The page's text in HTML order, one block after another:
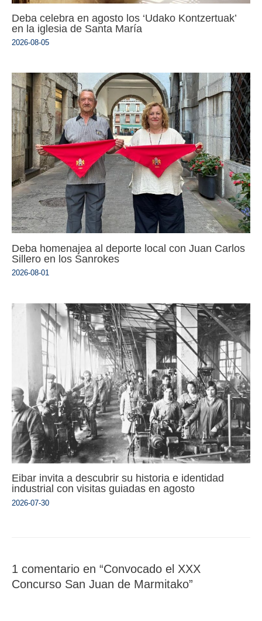
Deba celebra en agosto los ‘Udako Kontzertuak’
en la iglesia de Santa María
2026-08-05
Deba homenajea al deporte local con Juan Carlos
Sillero en los Sanrokes
2026-08-01
Eibar invita a descubrir su historia e identidad
industrial con visitas guiadas en agosto
2026-07-30
1 comentario en “Convocado el XXX
Concurso San Juan de Marmitako”